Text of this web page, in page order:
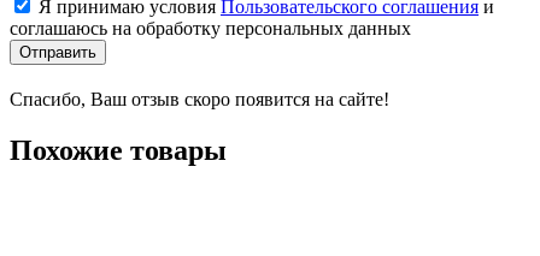
Я принимаю условия Пользовательского соглашения и
соглашаюсь на обработку персональных данных
Отправить
Спасибо, Ваш отзыв скоро появится на сайте!
Похожие товары